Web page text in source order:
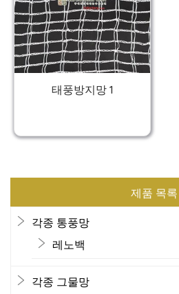
태풍방지망 1
제품 목록
각종 통풍망
레노백
각종 그물망